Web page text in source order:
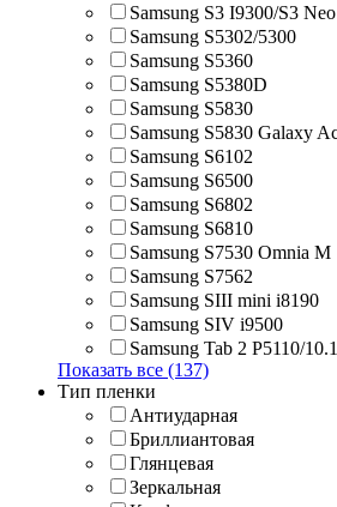
Samsung S3 I9300/S3
Samsung S5302/5300
Samsung S5360
Samsung S5380D
Samsung S5830
Samsung S5830 Galaxy
Samsung S6102
Samsung S6500
Samsung S6802
Samsung S6810
Samsung S7530 Omnia M
Samsung S7562
Samsung SIII mini i8190
Samsung SIV i9500
Samsung Tab 2 P5110/
Показать все (137)
Тип пленки
Антиударная
Бриллиантовая
Глянцевая
Зеркальная